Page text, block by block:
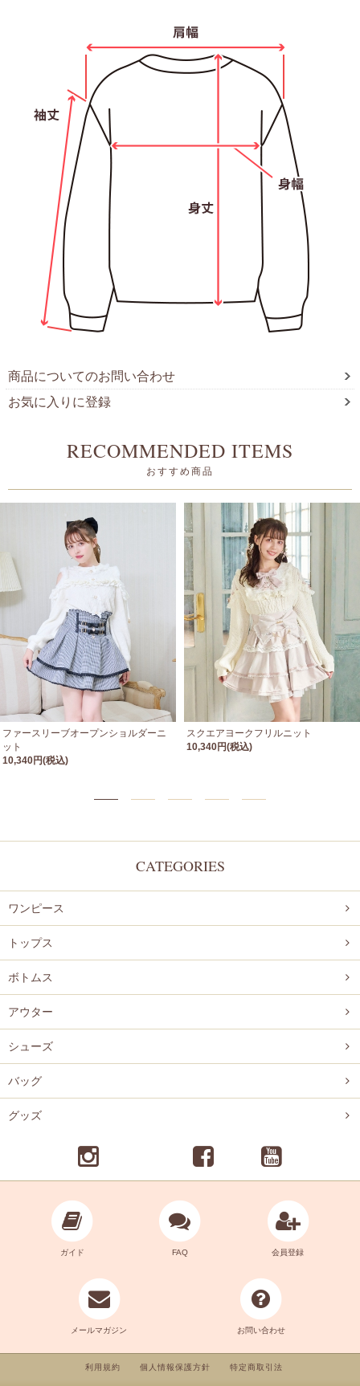
商品についてのお問い合わせ
お気に入りに登録
RECOMMENDED ITEMS
おすすめ商品
ファースリーブオープンショルダーニ
ット
10,340円(税込)
スクエアヨークフリルニット
10,340円(税込)
CATEGORIES
ワンピース
トップス
ボトムス
アウター
シューズ
バッグ
グッズ
ガイド FAQ 会員登録
メールマガジン お問い合わせ
利用規約 個人情報保護方針 特定商取引法